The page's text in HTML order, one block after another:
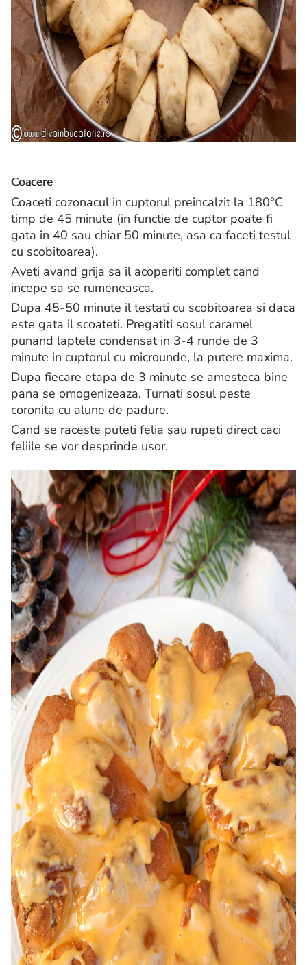
Coacere
Coaceti cozonacul in cuptorul preincalzit la 180°C
timp de 45 minute (in functie de cuptor poate fi
gata in 40 sau chiar 50 minute, asa ca faceti testul
cu scobitoarea).
Aveti avand grija sa il acoperiti complet cand
incepe sa se rumeneasca.
Dupa 45-50 minute il testati cu scobitoarea si daca
este gata il scoateti. Pregatiti sosul caramel
punand laptele condensat in 3-4 runde de 3
minute in cuptorul cu microunde, la putere maxima.
Dupa fiecare etapa de 3 minute se amesteca bine
pana se omogenizeaza. Turnati sosul peste
coronita cu alune de padure.
Cand se raceste puteti felia sau rupeti direct caci
feliile se vor desprinde usor.